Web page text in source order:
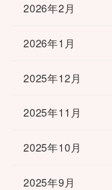
2026年2月
2026年1月
2025年12月
2025年11月
2025年10月
2025年9月